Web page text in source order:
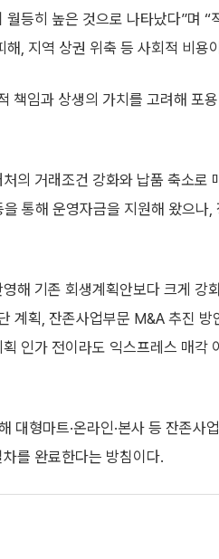
등히 높은 것으로 나타났다”며
, 지역 상권 위축 등 사회적 비용
책임과 상생의 가치를 고려해 포
의 거래조건 강화와 납품 축소
통해 운영자금을 지원해 왔으
해 기존 회생계획안보다 크게 강
계획, 잔존사업부문 M&A 추진
인가 전이라도 익스프레스 매각
대형마트·온라인·본사 등 잔존사
를 완료한다는 방침이다.